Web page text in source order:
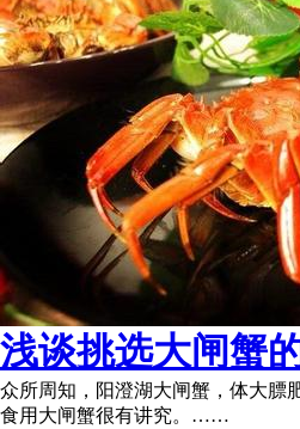
浅谈挑选大闸蟹
众所周知，阳澄湖大闸蟹，体大膘
食用大闸蟹很有讲究。……